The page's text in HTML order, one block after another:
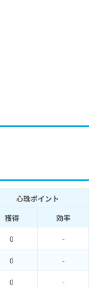
心珠ポイント
獲得
効率
0 -
0 -
0 -